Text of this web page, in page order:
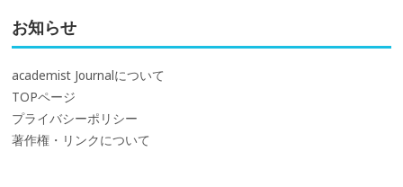
お知らせ
academist Journalについて
TOPページ
プライバシーポリシー
著作権・リンクについて